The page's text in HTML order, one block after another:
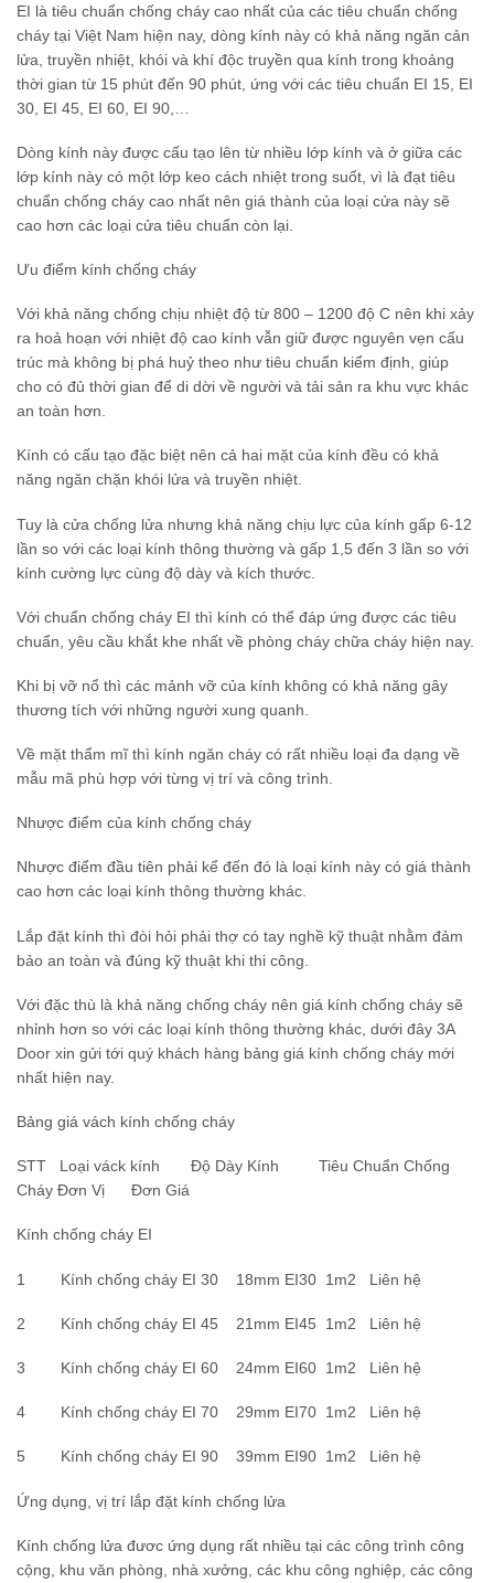
EI là tiêu chuẩn chống cháy cao nhất của các tiêu chuẩn chống
cháy tại Việt Nam hiện nay, dòng kính này có khả năng ngăn cản
lửa, truyền nhiệt, khói và khí độc truyền qua kính trong khoảng
thời gian từ 15 phút đến 90 phút, ứng với các tiêu chuẩn EI 15, EI
30, EI 45, EI 60, EI 90,…
Dòng kính này được cấu tạo lên từ nhiều lớp kính và ở giữa các
lớp kính này có một lớp keo cách nhiệt trong suốt, vì là đạt tiêu
chuẩn chống cháy cao nhất nên giá thành của loại cửa này sẽ
cao hơn các loại cửa tiêu chuẩn còn lại.
Ưu điểm kính chống cháy
Với khả năng chống chịu nhiệt độ từ 800 – 1200 độ C nên khi xảy
ra hoả hoạn với nhiệt độ cao kính vẫn giữ được nguyên vẹn cấu
trúc mà không bị phá huỷ theo như tiêu chuẩn kiểm định, giúp
cho có đủ thời gian để di dời về người và tải sản ra khu vực khác
an toàn hơn.
Kính có cấu tạo đặc biệt nên cả hai mặt của kính đều có khả
năng ngăn chặn khói lửa và truyền nhiệt.
Tuy là cửa chống lửa nhưng khả năng chịu lực của kính gấp 6-12
lần so với các loại kính thông thường và gấp 1,5 đến 3 lần so với
kính cường lực cùng độ dày và kích thước.
Với chuẩn chống cháy EI thì kính có thể đáp ứng được các tiêu
chuẩn, yêu cầu khắt khe nhất về phòng cháy chữa cháy hiện nay.
Khi bị vỡ nổ thì các mảnh vỡ của kính không có khả năng gây
thương tích với những người xung quanh.
Về mặt thẩm mĩ thì kính ngăn cháy có rất nhiều loại đa dạng về
mẫu mã phù hợp với từng vị trí và công trình.
Nhược điểm của kính chống cháy
Nhược điểm đầu tiên phải kể đến đó là loại kính này có giá thành
cao hơn các loại kính thông thường khác.
Lắp đặt kính thì đòi hỏi phải thợ có tay nghề kỹ thuật nhằm đảm
bảo an toàn và đúng kỹ thuật khi thi công.
Với đặc thù là khả năng chống cháy nên giá kính chống cháy sẽ
nhỉnh hơn so với các loại kính thông thường khác, dưới đây 3A
Door xin gửi tới quý khách hàng bảng giá kính chống cháy mới
nhất hiện nay.
Bảng giá vách kính chống cháy
STT Loại váck kính Độ Dày Kính Tiêu Chuẩn Chống
Cháy Đơn Vị Đơn Giá
Kính chống cháy EI
1 Kính chống cháy EI 30 18mm EI30 1m2 Liên hệ
2 Kính chống cháy EI 45 21mm EI45 1m2 Liên hệ
3 Kính chống cháy EI 60 24mm EI60 1m2 Liên hệ
4 Kính chống cháy EI 70 29mm EI70 1m2 Liên hệ
5 Kính chống cháy EI 90 39mm EI90 1m2 Liên hệ
Ứng dụng, vị trí lắp đặt kính chống lửa
Kính chống lửa đươc ứng dụng rất nhiều tại các công trình công
cộng, khu văn phòng, nhà xưởng, các khu công nghiệp, các công